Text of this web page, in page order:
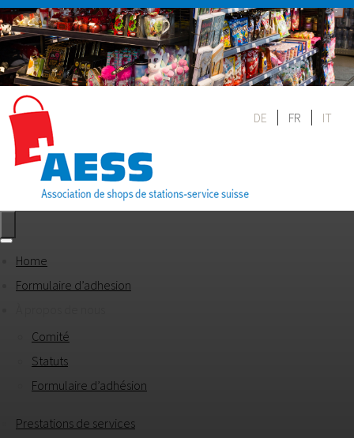
DE FR IT
Home
Formulaire d’adhesion
Comité
Statuts
Formulaire d’adhésion
Prestations de services